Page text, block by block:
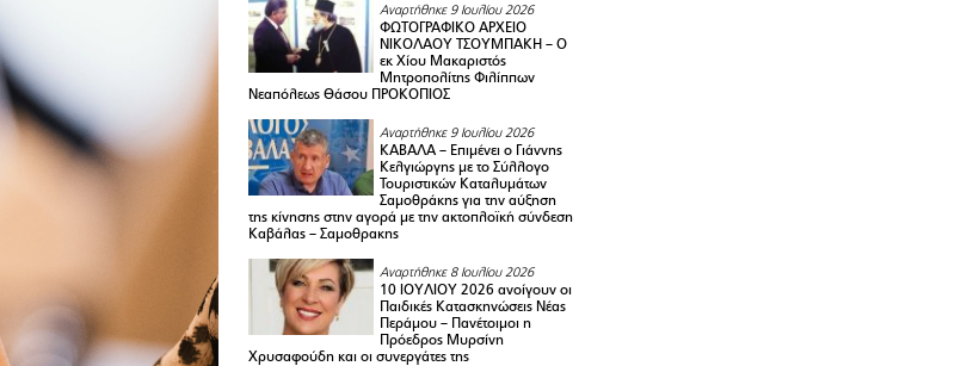
Αναρτήθηκε 9 Ιουλίου 2026
ΦΩΤΟΓΡΑΦΙΚΟ ΑΡΧΕΙΟ
ΝΙΚΟΛΑΟΥ ΤΣΟΥΜΠΑΚΗ – Ο
εκ Χίου Μακαριστός
Μητροπολίτης Φιλίππων
Νεαπόλεως Θάσου ΠΡΟΚΟΠΙΟΣ
Αναρτήθηκε 9 Ιουλίου 2026
ΚΑΒΑΛΑ – Επιμένει ο Γιάννης
Κελγιώργης με το Σύλλογο
Τουριστικών Καταλυμάτων
Σαμοθράκης για την αύξηση
της κίνησης στην αγορά με την ακτοπλοϊκή σύνδεση
Καβάλας – Σαμοθρακης
Αναρτήθηκε 8 Ιουλίου 2026
10 ΙΟΥΛΙΟΥ 2026 ανοίγουν οι
Παιδικές Κατασκηνώσεις Νέας
Περάμου – Πανέτοιμοι η
Πρόεδρος Μυρσίνη
Χρυσαφούδη και οι συνεργάτες της